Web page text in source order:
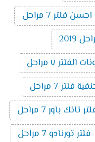
احسن فلتر 7 مراحل
الفلتر ٧ مراحل
فلتر 7 مراحل
تانك باور 7 مراحل
فلتر تورنادو 7 مراحل